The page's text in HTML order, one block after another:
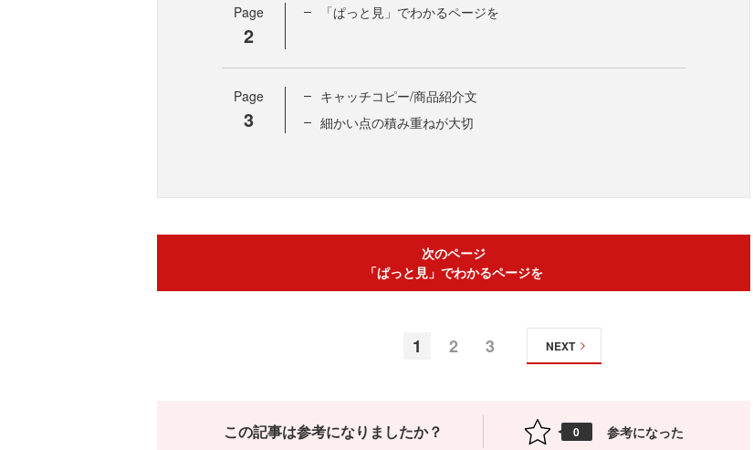
Page
2
「ぱっと見」でわかるページを
Page
3
キャッチコピー/商品紹介文
細かい点の積み重ねが大切
次のページ
「ぱっと見」でわかるページを
1 2 3 NEXT
この記事は参考になりましたか？ 0 参考になった